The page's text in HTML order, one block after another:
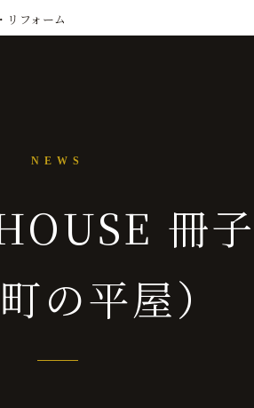
リフォーム
NEWS
冊
の平屋）